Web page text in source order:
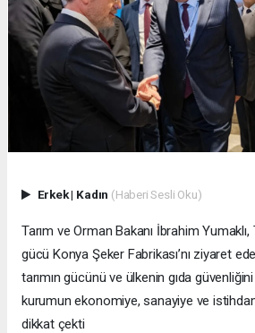
Erkek| Kadın (Haberi Sesli Oku)
Tarım ve Orman Bakanı İbrahim Yumaklı,
gücü Konya Şeker Fabrikası’nı ziyaret
tarımın gücünü ve ülkenin gıda
kurumun ekonomiye, sanayiye ve
dikkat çekti